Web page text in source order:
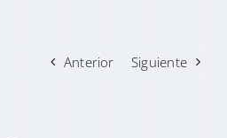
Anterior Siguiente